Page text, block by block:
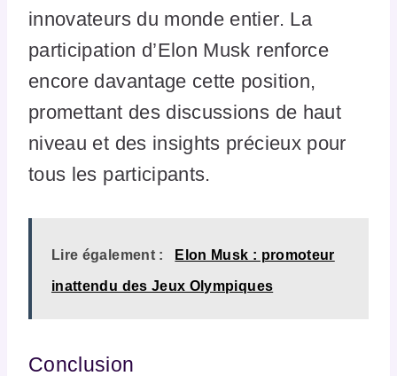
innovateurs du monde entier. La
participation d’Elon Musk renforce
encore davantage cette position,
promettant des discussions de haut
niveau et des insights précieux pour
tous les participants.
Lire également : Elon Musk : promoteur
inattendu des Jeux Olympiques
Conclusion